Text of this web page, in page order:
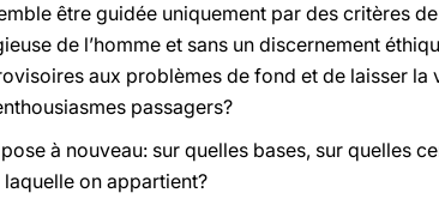
être guidée uniquement par des critères
de l’homme et sans un discernement
aux problèmes de fond et de laisser
passagers?
à nouveau: sur quelles bases, sur quelles
on appartient?